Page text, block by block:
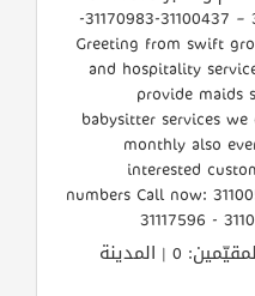
30337740-31364132-31117596 – 31100437-31170983-
31170907 Greeting from
and hospitality
provide maids
babysitter services
monthly also
interested
numbers Call now:
31117596 -